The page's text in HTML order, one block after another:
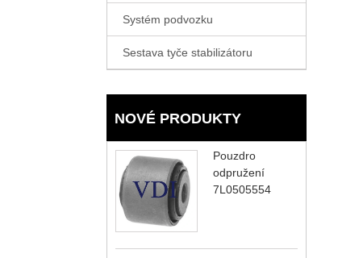
Systém podvozku
Sestava tyče stabilizátoru
NOVÉ PRODUKTY
Pouzdro
odpružení
7L0505554